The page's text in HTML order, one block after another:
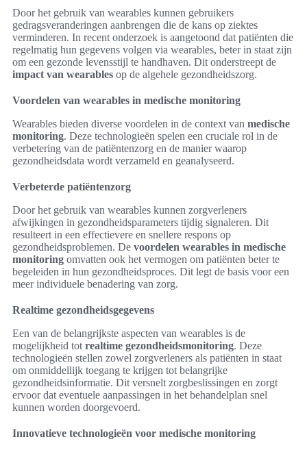
Door het gebruik van wearables kunnen gebruikers
gedragsveranderingen aanbrengen die de kans op ziektes
verminderen. In recent onderzoek is aangetoond dat patiënten die
regelmatig hun gegevens volgen via wearables, beter in staat zijn
om een gezonde levensstijl te handhaven. Dit onderstreept de
impact van wearables op de algehele gezondheidszorg.
Voordelen van wearables in medische monitoring
Wearables bieden diverse voordelen in de context van medische
monitoring. Deze technologieën spelen een cruciale rol in de
verbetering van de patiëntenzorg en de manier waarop
gezondheidsdata wordt verzameld en geanalyseerd.
Verbeterde patiëntenzorg
Door het gebruik van wearables kunnen zorgverleners
afwijkingen in gezondheidsparameters tijdig signaleren. Dit
resulteert in een effectievere en snellere respons op
gezondheidsproblemen. De voordelen wearables in medische
monitoring omvatten ook het vermogen om patiënten beter te
begeleiden in hun gezondheidsproces. Dit legt de basis voor een
meer individuele benadering van zorg.
Realtime gezondheidsgegevens
Een van de belangrijkste aspecten van wearables is de
mogelijkheid tot realtime gezondheidsmonitoring. Deze
technologieën stellen zowel zorgverleners als patiënten in staat
om onmiddellijk toegang te krijgen tot belangrijke
gezondheidsinformatie. Dit versnelt zorgbeslissingen en zorgt
ervoor dat eventuele aanpassingen in het behandelplan snel
kunnen worden doorgevoerd.
Innovatieve technologieën voor medische monitoring